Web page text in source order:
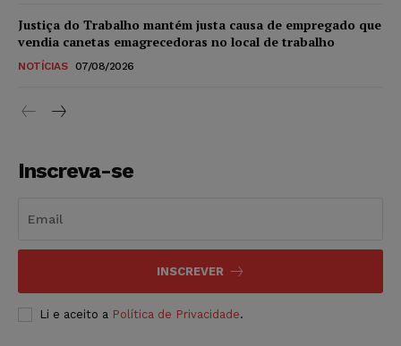
Justiça do Trabalho mantém justa causa de empregado que
vendia canetas emagrecedoras no local de trabalho
NOTÍCIAS 07/08/2026
Inscreva-se
INSCREVER
Li e aceito a Política de Privacidade.